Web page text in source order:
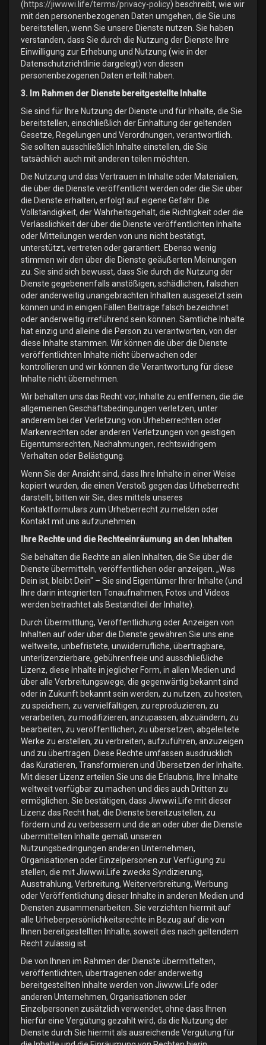
(https://jiwwwi.life/terms/privacy-policy) beschreibt, wie wir
mit den personenbezogenen Daten umgehen, die Sie uns
bereitstellen, wenn Sie unsere Dienste nutzen. Sie haben
verstanden, dass Sie durch die Nutzung der Dienste Ihre
Einwilligung zur Erhebung und Nutzung (wie in der
Datenschutzrichtlinie dargelegt) von diesen
personenbezogenen Daten erteilt haben.
3. Im Rahmen der Dienste bereitgestellte Inhalte
Sie sind für Ihre Nutzung der Dienste und für Inhalte, die Sie
bereitstellen, einschließlich der Einhaltung der geltenden
Gesetze, Regelungen und Verordnungen, verantwortlich.
Sie sollten ausschließlich Inhalte einstellen, die Sie
tatsächlich auch mit anderen teilen möchten.
Die Nutzung und das Vertrauen in Inhalte oder Materialien,
die über die Dienste veröffentlicht werden oder die Sie über
die Dienste erhalten, erfolgt auf eigene Gefahr. Die
Vollständigkeit, der Wahrheitsgehalt, die Richtigkeit oder die
Verlässlichkeit der über die Dienste veröffentlichten Inhalte
oder Mitteilungen werden von uns nicht bestätigt,
unterstützt, vertreten oder garantiert. Ebenso wenig
stimmen wir den über die Dienste geäußerten Meinungen
zu. Sie sind sich bewusst, dass Sie durch die Nutzung der
Dienste gegebenenfalls anstößigen, schädlichen, falschen
oder anderweitig unangebrachten Inhalten ausgesetzt sein
können und in einigen Fällen Beiträge falsch bezeichnet
oder anderweitig irreführend sein können. Sämtliche Inhalte
hat einzig und alleine die Person zu verantworten, von der
diese Inhalte stammen. Wir können die über die Dienste
veröffentlichten Inhalte nicht überwachen oder
kontrollieren und wir können die Verantwortung für diese
Inhalte nicht übernehmen.
Wir behalten uns das Recht vor, Inhalte zu entfernen, die die
allgemeinen Geschäftsbedingungen verletzen, unter
anderem bei der Verletzung von Urheberrechten oder
Markenrechten oder anderen Verletzungen von geistigen
Eigentumsrechten, Nachahmungen, rechtswidrigem
Verhalten oder Belästigung.
Wenn Sie der Ansicht sind, dass Ihre Inhalte in einer Weise
kopiert wurden, die einen Verstoß gegen das Urheberrecht
darstellt, bitten wir Sie, dies mittels unseres
Kontaktformulars zum Urheberrecht zu melden oder
Kontakt mit uns aufzunehmen.
Ihre Rechte und die Rechteeinräumung an den Inhalten
Sie behalten die Rechte an allen Inhalten, die Sie über die
Dienste übermitteln, veröffentlichen oder anzeigen. „Was
Dein ist, bleibt Dein" – Sie sind Eigentümer Ihrer Inhalte (und
Ihre darin integrierten Tonaufnahmen, Fotos und Videos
werden betrachtet als Bestandteil der Inhalte).
Durch Übermittlung, Veröffentlichung oder Anzeigen von
Inhalten auf oder über die Dienste gewähren Sie uns eine
weltweite, unbefristete, unwiderrufliche, übertragbare,
unterlizenzierbare, gebührenfreie und ausschließliche
Lizenz, diese Inhalte in jeglicher Form, in allen Medien und
über alle Verbreitungswege, die gegenwärtig bekannt sind
oder in Zukunft bekannt sein werden, zu nutzen, zu hosten,
zu speichern, zu vervielfältigen, zu reproduzieren, zu
verarbeiten, zu modifizieren, anzupassen, abzuändern, zu
bearbeiten, zu veröffentlichen, zu übersetzen, abgeleitete
Werke zu erstellen, zu verbreiten, aufzuführen, anzuzeigen
und zu übertragen. Diese Rechte umfassen ausdrücklich
das Kuratieren, Transformieren und Übersetzen der Inhalte.
Mit dieser Lizenz erteilen Sie uns die Erlaubnis, Ihre Inhalte
weltweit verfügbar zu machen und dies auch Dritten zu
ermöglichen. Sie bestätigen, dass Jiwwwi.Life mit dieser
Lizenz das Recht hat, die Dienste bereitzustellen, zu
fördern und zu verbessern und die an oder über die Dienste
übermittelten Inhalte gemäß unseren
Nutzungsbedingungen anderen Unternehmen,
Organisationen oder Einzelpersonen zur Verfügung zu
stellen, die mit Jiwwwi.Life zwecks Syndizierung,
Ausstrahlung, Verbreitung, Weiterverbreitung, Werbung
oder Veröffentlichung dieser Inhalte in anderen Medien und
Diensten zusammenarbeiten. Sie verzichten hiermit auf
alle Urheberpersönlichkeitsrechte in Bezug auf die von
Ihnen bereitgestellten Inhalte, soweit dies nach geltendem
Recht zulässig ist.
Die von Ihnen im Rahmen der Dienste übermittelten,
veröffentlichten, übertragenen oder anderweitig
bereitgestellten Inhalte werden von Jiwwwi.Life oder
anderen Unternehmen, Organisationen oder
Einzelpersonen zusätzlich verwendet, ohne dass Ihnen
hierfür eine Vergütung gezahlt wird, da die Nutzung der
Dienste durch Sie hiermit als ausreichende Vergütung für